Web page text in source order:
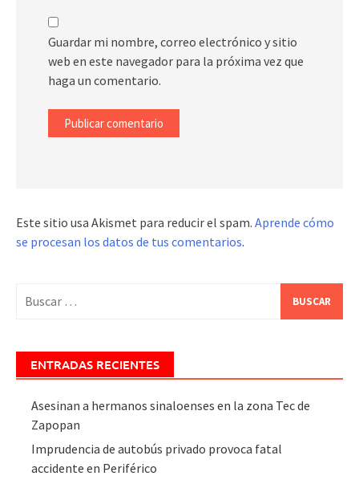
Guardar mi nombre, correo electrónico y sitio
web en este navegador para la próxima vez que
haga un comentario.
Este sitio usa Akismet para reducir el spam. Aprende cómo
se procesan los datos de tus comentarios.
ENTRADAS RECIENTES
Asesinan a hermanos sinaloenses en la zona Tec de
Zapopan
Imprudencia de autobús privado provoca fatal
accidente en Periférico